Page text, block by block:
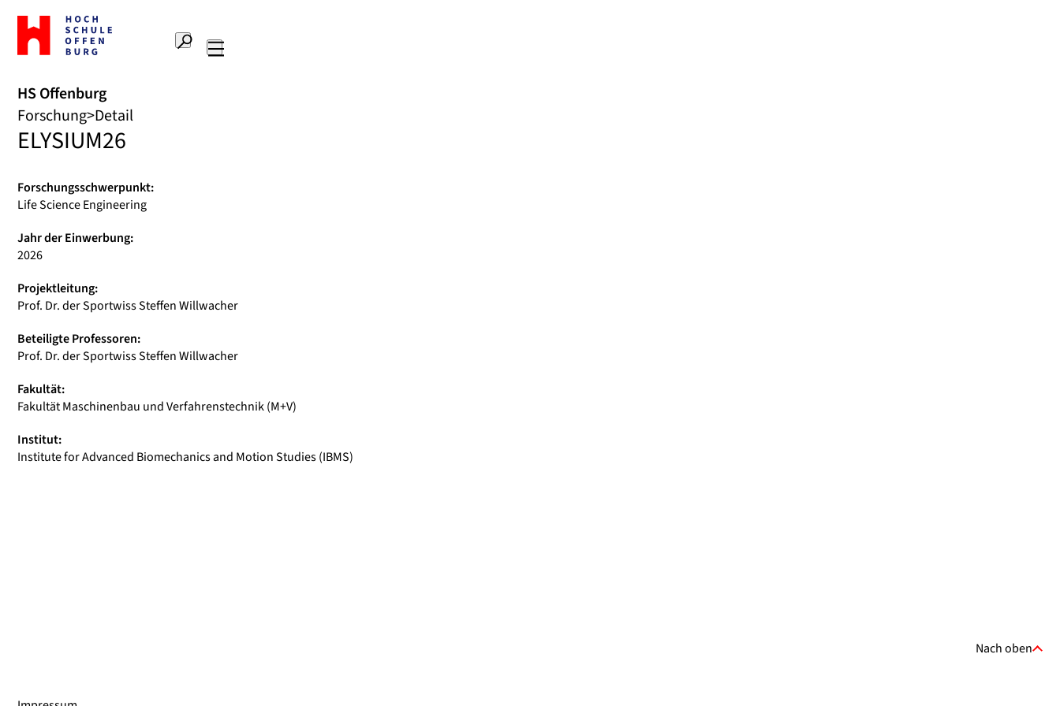
Zur
Startseite
Hochschule
Suche
HS Offenburg
Forschung Detail
ELYSIUM26
Forschungsschwerpunkt:
Life Science Engineering
Jahr der Einwerbung:
2026
Projektleitung:
Prof. Dr. der Sportwiss Steffen Willwacher
Beteiligte Professoren:
Prof. Dr. der Sportwiss Steffen Willwacher
Fakultät:
Fakultät Maschinenbau und Verfahrenstechnik (M+V)
Institut:
Institute for Advanced Biomechanics and Motion Studies (IBMS)
Nach oben